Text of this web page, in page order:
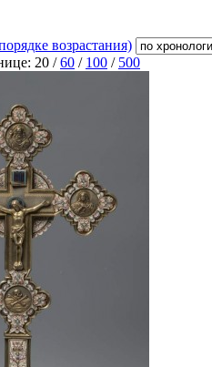
возрастания)
20 /60 / 100 / 500